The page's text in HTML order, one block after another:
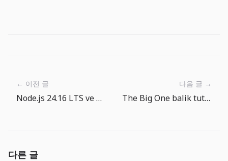
← 이전 글
Node.js 24.16 LTS ve 26 Current: runtime yükseltmesi artık checklist işi
다음 글 →
The Big One balik tutma noktasi turu: sakin golden derin denize
다른 글